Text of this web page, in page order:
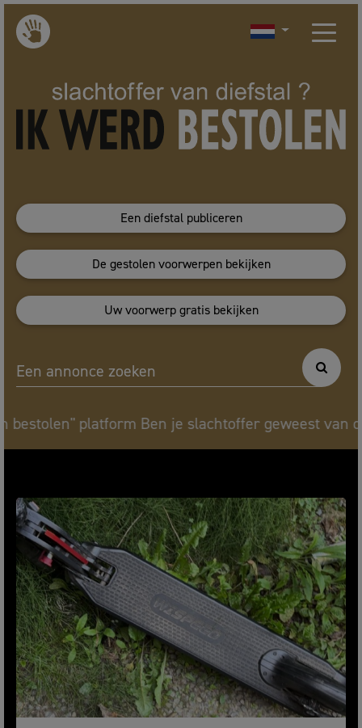
Een diefstal publiceren
De gestolen voorwerpen bekijken
Uw voorwerp gratis bekijken
Een annonce zoeken
Ben je slachtoffer geweest van diefstal ?